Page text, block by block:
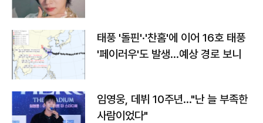
태풍 '돌핀'·'찬홈'에 이어 16호 태풍
'페이러우'도 발생…예상 경로 보니
임영웅, 데뷔 10주년…"난 늘 부족한
사람이었다"